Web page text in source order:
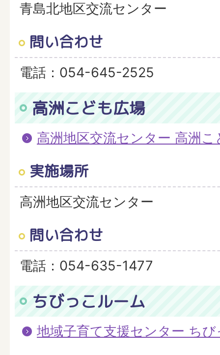
青島北地区交流センター
問い合わせ
電話：054-645-2525
高洲こども広場
高洲地区交流センター 高洲こ
実施場所
高洲地区交流センター
問い合わせ
電話：054-635-1477
ちびっこルーム
地域子育て支援センター ち